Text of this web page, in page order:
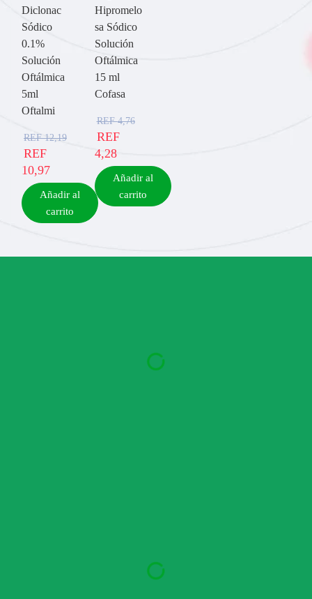
Diclonac
Sódico
0.1%
Solución
Oftálmica
5ml
Oftalmi
REF12,19
REF
10,97
Añadir al
carrito
Hipromelo
sa Sódico
Solución
Oftálmica
15 ml
Cofasa
REF4,76
REF
4,28
Añadir al
carrito